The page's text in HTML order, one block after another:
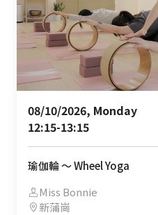
08/10/2026, Monday
12:15-13:15
瑜伽輪 ～ Wheel Yoga
Miss Bonnie
新蒲崗